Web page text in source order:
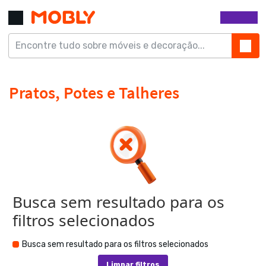
Busca sem resultado para os
filtros selecionados
Busca sem resultado para os filtros selecionados